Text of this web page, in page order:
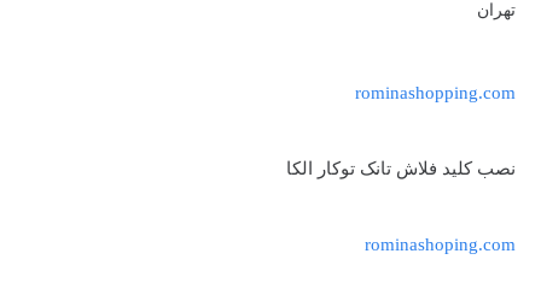
تهران
rominashopping.com
نصب کلید فلاش تانک توکار الکا
rominashoping.com